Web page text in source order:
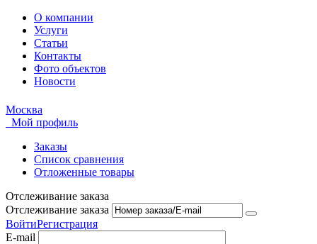
О компании
Услуги
Статьи
Контакты
Фото объектов
Новости
Москва
Мой профиль
Заказы
Список сравнения
Отложенные товары
Отслеживание заказа
Отслеживание заказа
ВойтиРегистрация
E-mail